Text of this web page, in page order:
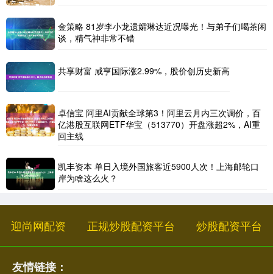
金策略 81岁李小龙遗孀琳达近况曝光！与弟子们喝茶闲
谈，精气神非常不错
共享财富 咸亨国际涨2.99%，股价创历史新高
卓信宝 阿里AI贡献全球第3！阿里云月内三次调价，百
亿港股互联网ETF华宝（513770）开盘涨超2%，AI重
回主线
凯丰资本 单日入境外国旅客近5900人次！上海邮轮口
岸为啥这么火？
迎尚网配资 正规炒股配资平台 炒股配资平台
友情链接：